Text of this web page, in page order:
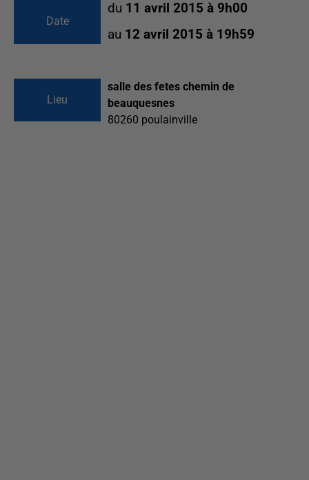
Date
du 11 avril 2015 à 9h00
au 12 avril 2015 à 19h59
Lieu
salle des fetes chemin de
beauquesnes
80260 poulainville